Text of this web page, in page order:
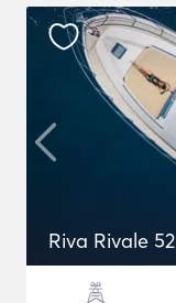
Riva Rivale 52